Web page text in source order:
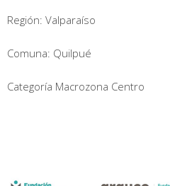
Región: Valparaíso
Comuna: Quilpué
Categoría Macrozona Centro